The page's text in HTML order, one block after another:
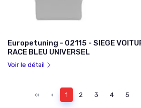
Europetuning - 02115 - SIEGE
RACE BLEU UNIVERSEL
Voir le détail
‹‹ ‹ 1 2 3 4 5